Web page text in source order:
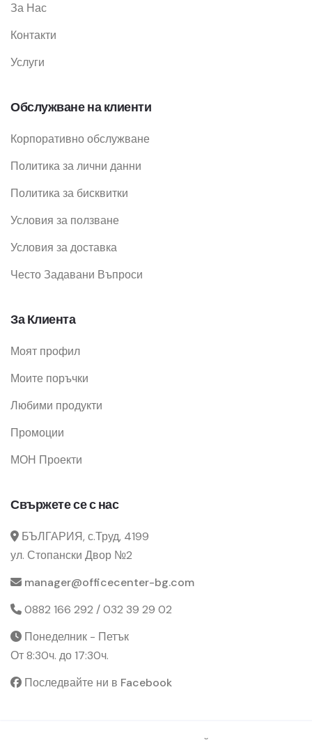
За Нас
Контакти
Услуги
Обслужване на клиенти
Корпоративно обслужване
Политика за лични данни
Политика за бисквитки
Условия за ползване
Условия за доставка
Често Задавани Въпроси
За Клиента
Моят профил
Моите поръчки
Любими продукти
Промоции
МОН Проекти
Свържете се с нас
БЪЛГАРИЯ, с.Труд, 4199
ул. Стопански Двор №2
manager@officecenter-bg.com
0882 166 292 / 032 39 29 02
Понеделник - Петък
От 8:30ч. до 17:30ч.
Последвайте ни в Facebook